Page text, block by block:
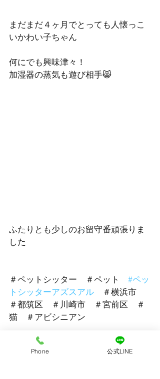
まだまだ４ヶ月でとっても人懐っこ
いかわい子ちゃん
何にでも興味津々！
加湿器の蒸気も遊び相手😸
ふたりとも少しのお留守番頑張りま
した
＃ペットシッター　＃ペット #ペッ
トシッターアズスアル ＃横浜市
＃都筑区　＃川崎市　＃宮前区　＃
猫　＃アビシニアン
Phone 公式LINE